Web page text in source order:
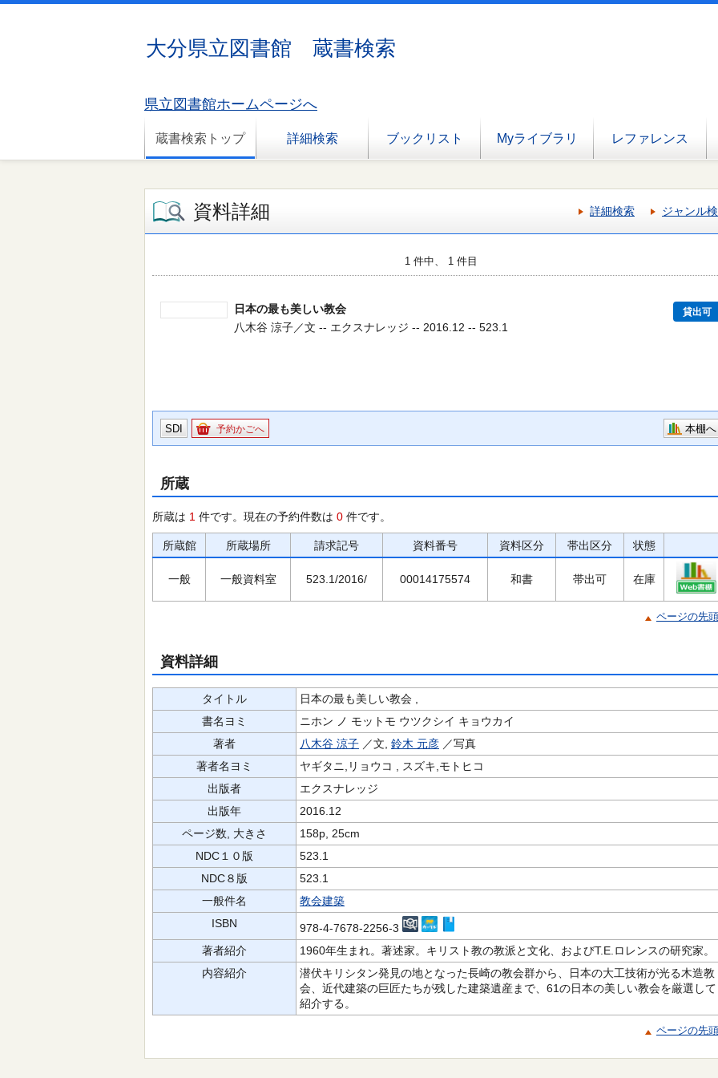
大分県立図書館 蔵書検索
県立図書館ホームページへ
蔵書検索トップ 詳細検索 ブックリスト Myライブラリ レファレンス
資料詳細 詳細検索 ジャンル
1 件中、 1 件目
日本の最も美しい教会 貸出可
八木谷 涼子／文 -- エクスナレッジ -- 2016.12 -- 523.1
SDI 予約かごへ 本棚へ
所蔵
所蔵は 1 件です。現在の予約件数は 0 件です。
所蔵館 所蔵場所 請求記号 資料番号 資料区分 帯出区分 状態
一般 一般資料室 523.1/2016/ 00014175574 和書 帯出可 在庫
ページの先
資料詳細
タイトル
日本の最も美しい教会 ,
書名ヨミ
ニホン ノ モットモ ウツクシイ キョウカイ
著者
八木谷 涼子 ／文, 鈴木 元彦 ／写真
著者名ヨミ
ヤギタニ,リョウコ , スズキ,モトヒコ
出版者
エクスナレッジ
出版年
2016.12
ページ数, 大きさ
158p, 25cm
NDC１０版
523.1
NDC８版
523.1
一般件名
教会建築
ISBN
978-4-7678-2256-3
著者紹介
1960年生まれ。著述家。キリスト教の教派と文化、およびT.E.ロレンスの研究家。
内容紹介
潜伏キリシタン発見の地となった長崎の教会群から、日本の大工技術が光る木造教
会、近代建築の巨匠たちが残した建築遺産まで、61の日本の美しい教会を厳選して
紹介する。
ページの先